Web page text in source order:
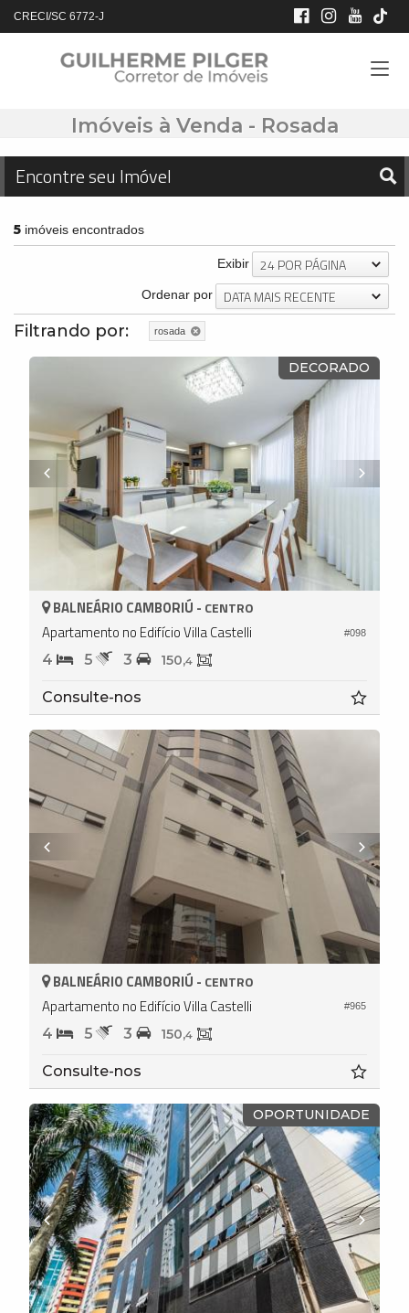
CRECI/SC 6772-J
Imóveis à Venda - Rosada
Encontre seu Imóvel
5 imóveis encontrados
Exibir 24 POR PÁGINA
Ordenar por DATA MAIS RECENTE
Filtrando por: rosada
DECORADO
#098
BALNEÁRIO CAMBORIÚ - CENTRO
Apartamento no Edifício Villa Castelli
4 5 3 150,4
Consulte-nos
#965
BALNEÁRIO CAMBORIÚ - CENTRO
Apartamento no Edifício Villa Castelli
4 5 3 150,4
Consulte-nos
OPORTUNIDADE